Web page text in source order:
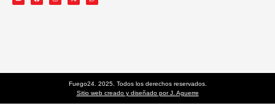
Fuego24. 2025. Todos los derechos reservados.
Sitio web creado y diseñado por J. Aguerre